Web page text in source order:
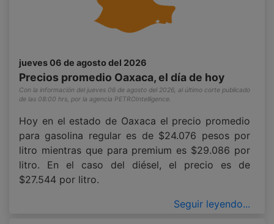
jueves 06 de agosto del 2026
Precios promedio Oaxaca, el día de hoy
Con la información del jueves 06 de agosto del 2026, al último corte publicado
de las 08:00 hrs, por la agencia PETROIntelligence.
Hoy en el estado de Oaxaca el precio promedio
para gasolina regular es de $24.076 pesos por
litro mientras que para premium es $29.086 por
litro. En el caso del diésel, el precio es de
$27.544 por litro.
Seguir leyendo...